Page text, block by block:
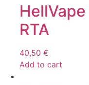
RTA
40,50 €
Add to cart